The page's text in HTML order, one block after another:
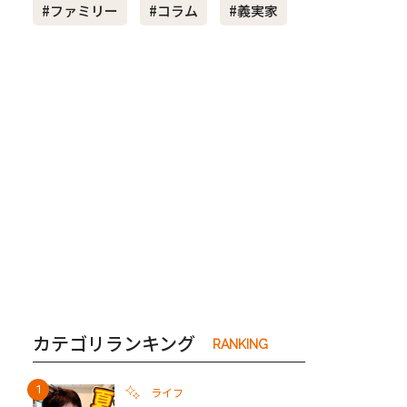
夫婦
#ファミリー
#コラム #義実家
カテゴリランキング RANKING
ライフ